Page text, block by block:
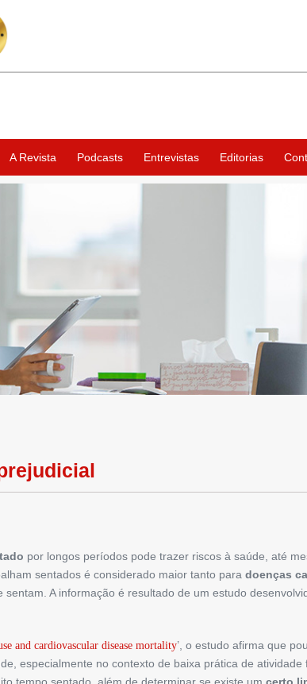
A Revista Podcasts Entrevistas Editorias
por longos períodos pode trazer riscos à saúde, até
sentados é considerado maior tanto para doenças
A informação é resultado de um estudo
and cardiovascular disease mortality’, o estudo afirma que
especialmente no contexto de baixa prática de